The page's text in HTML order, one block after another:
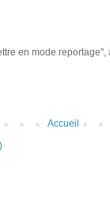
en mode reportage",
Accueil